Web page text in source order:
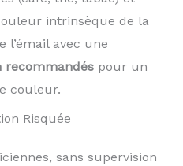
intrinsèque de la
l’émail avec une
recommandés pour un
couleur.
Risquée
sans supervision